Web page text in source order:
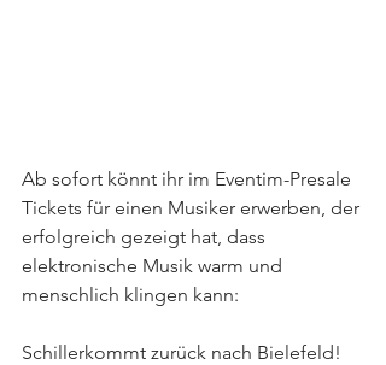
Ab sofort könnt ihr im Eventim-Presale
Tickets für einen Musiker erwerben, der
erfolgreich gezeigt hat, dass
elektronische Musik warm und
menschlich klingen kann:
Schillerkommt zurück nach Bielefeld!